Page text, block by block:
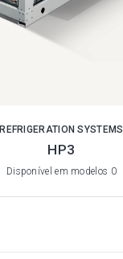
REFRIGERATION SYSTEMS
HP3
Disponível em modelos 0